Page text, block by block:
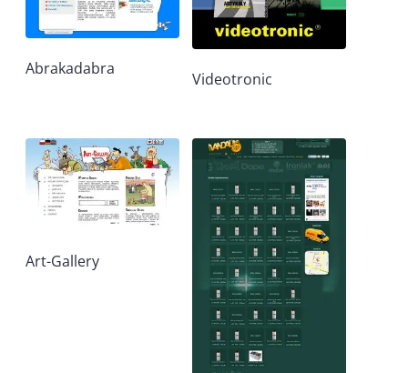
Abrakadabra
Videotronic
Art-Gallery